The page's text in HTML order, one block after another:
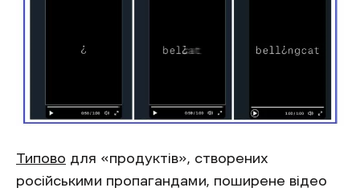
Типово для «продуктів», створених
російськими пропагандами, поширене відео